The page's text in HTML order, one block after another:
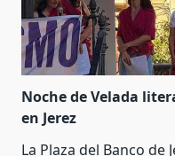
Noche de Velada
en Jerez
La Plaza del Banco de